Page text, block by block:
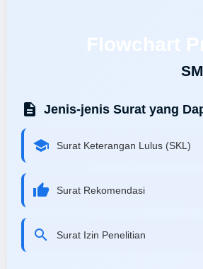
Flowchart
description Jenis-jenis Surat yang
school Surat Keterangan Lulus (SKL)
thumb_up Surat Rekomendasi
search Surat Izin Penelitian